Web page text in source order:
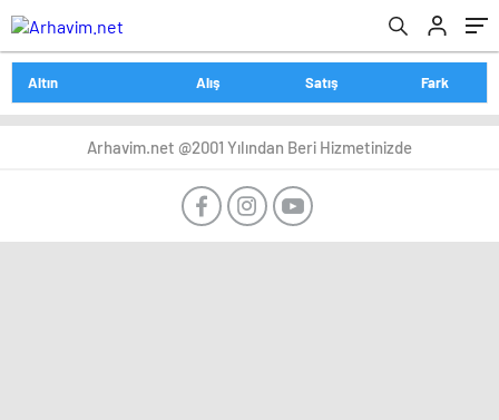
Altın Alış Satış Fark
Arhavim.net @2001 Yılından Beri Hizmetinizde